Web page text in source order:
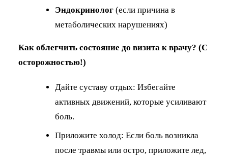
Эндокринолог (если причина в
метаболических нарушениях)
Как облегчить состояние до визита к врачу? (С
осторожностью!)
Дайте суставу отдых: Избегайте
активных движений, которые усиливают
боль.
Приложите холод: Если боль возникла
после травмы или остро, приложите лед,